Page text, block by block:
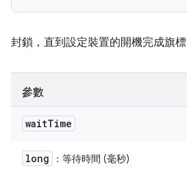
封鎖，直到設定裝置的開機完成旗標
參數
waitTime
long ：等待時間 (毫秒)